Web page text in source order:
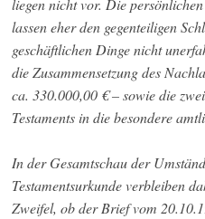
liegen nicht vor. Die
lassen eher den gegenteiligen
geschäftlichen Dinge nicht
die Zusammensetzung des
ca. 330.000,00 € – sowie die
Testaments in die besondere
In der Gesamtschau der
Testamentsurkunde verbleiben
Zweifel, ob der Brief vom